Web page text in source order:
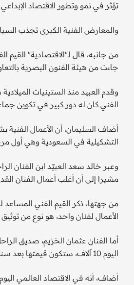
تؤثر في نمو وتطور الاقتصاد
والمعارض الفنية الكبرى تجذب
من جانبه، قال لـ"الاقتصادية"
جاءت من هيئة الفنون البصرية
الفني كان له دور كبير في تكوين
أضاف السليمان، أن الأعمال الفنية
التشكيلية في السعودية وهي أول
مشيرا إلى أن أغلب أعمال الفنان
من جهتها، ذكر القيم الفني
الأعمال لفنان واحد، هو نوع من
أما الفنان عثمان الخزيم، صديق
اليوم 10 آلاف، ستكون قيمتها بعد سنوات مليون ريال.
أضاف، أنه في الاقتصاد العالمي